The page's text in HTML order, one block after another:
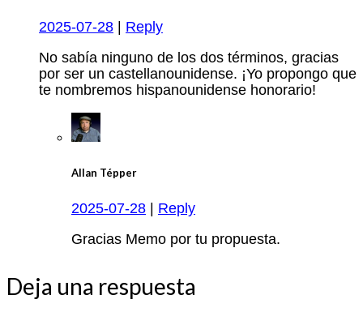
2025-07-28
Reply
No sabía ninguno de los dos términos, gracias
por ser un castellanounidense. ¡Yo propongo que
te nombremos hispanounidense honorario!
Allan Tépper
2025-07-28 | Reply
Gracias Memo por tu propuesta.
Deja una respuesta